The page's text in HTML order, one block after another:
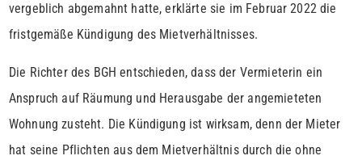
vergeblich abgemahnt hatte, erklärte sie im Februar 2022 die
fristgemäße Kündigung des Mietverhältnisses.
Die Richter des BGH entschieden, dass der Vermieterin ein
Anspruch auf Räumung und Herausgabe der angemieteten
Wohnung zusteht. Die Kündigung ist wirksam, denn der Mieter
hat seine Pflichten aus dem Mietverhältnis durch die ohne